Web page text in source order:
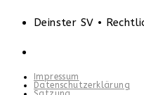
Deinster SV •
Impressum
Datenschutzerklärung